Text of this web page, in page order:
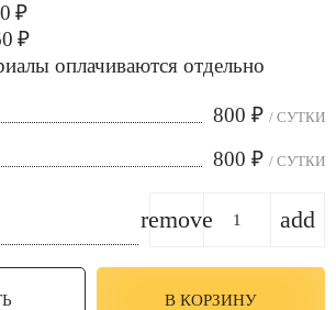
₽
₽
оплачиваются отдельно
800 ₽ / СУТКИ
800 ₽ / СУТКИ
remove add
В КОРЗИНУ